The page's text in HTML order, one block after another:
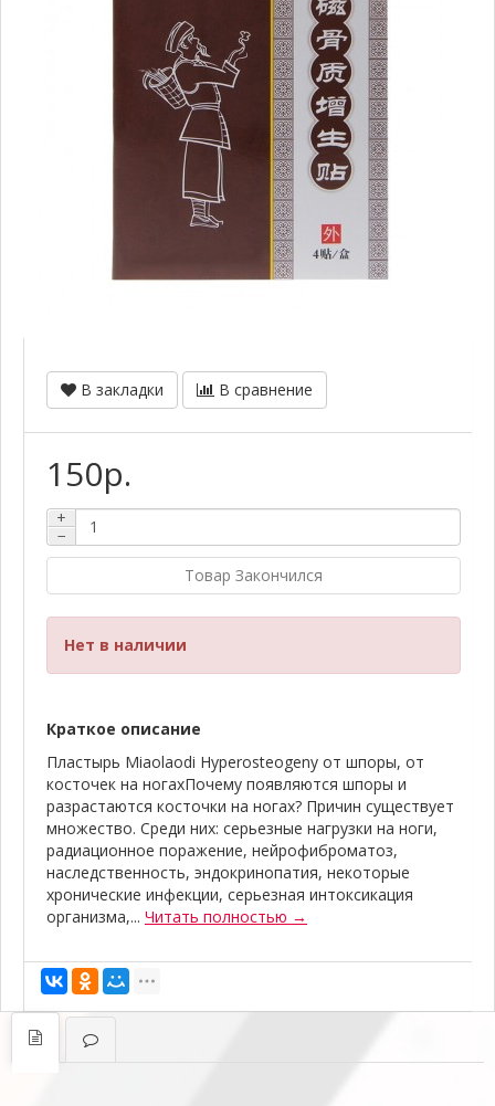
В закладки В сравнение
150р.
+
−
Товар Закончился
Нет в наличии
Краткое описание
Пластырь Miaolaodi Hyperosteogeny от шпоры, от
косточек на ногахПочему появляются шпоры и
разрастаются косточки на ногах? Причин существует
множество. Среди них: серьезные нагрузки на ноги,
радиационное поражение, нейрофиброматоз,
наследственность, эндокринопатия, некоторые
хронические инфекции, серьезная интоксикация
организма,... Читать полностью →